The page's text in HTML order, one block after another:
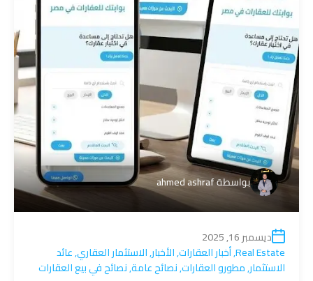
بواسطةahmed ashraf
ديسمبر 16, 2025
Real Estate
,أخبار العقارات,الأخبار,الاستثمار العقاري,عائد
الاستثمار,مطورو العقارات,نصائح عامة,نصائح في بيع العقارات